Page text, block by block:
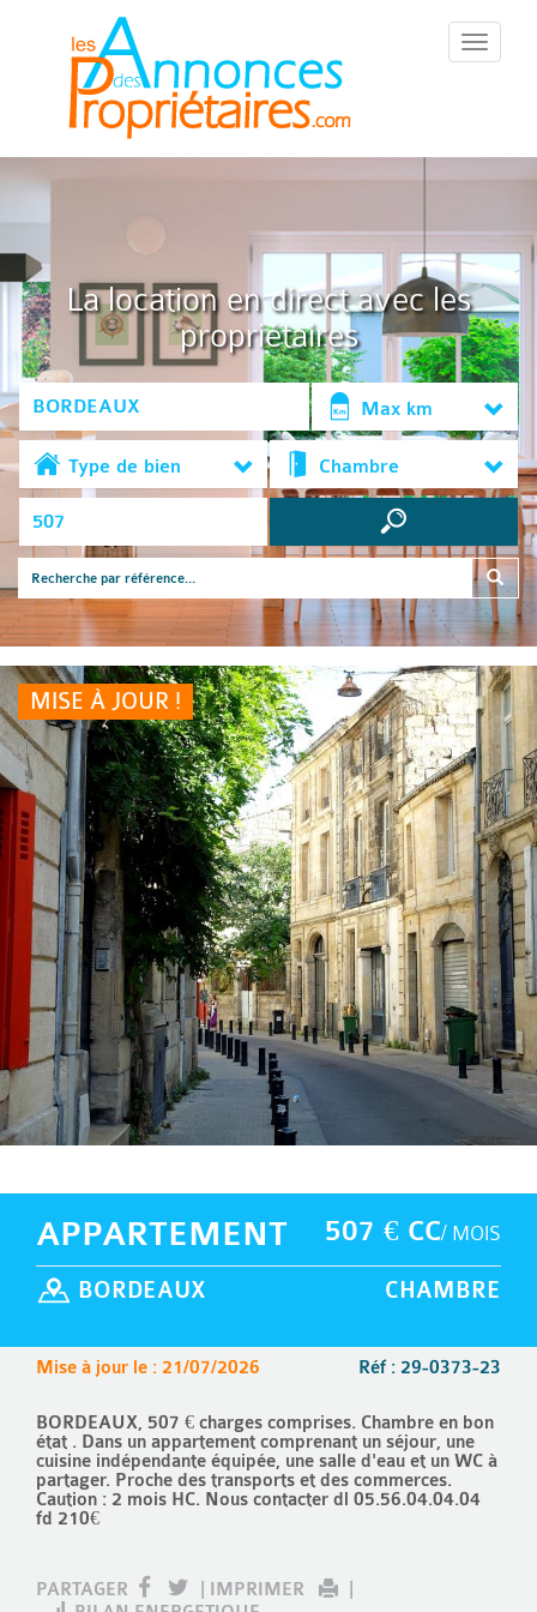
::Menu::
La location en direct avec les
propriétaires
Max km
Type de bien Chambre
MISE À JOUR !
507 € CC/ MOIS
APPARTEMENT
CHAMBRE
BORDEAUX
Réf : 29-0373-23
Mise à jour le : 21/07/2026
BORDEAUX, 507 € charges comprises. Chambre en bon
état . Dans un appartement comprenant un séjour, une
cuisine indépendante équipée, une salle d'eau et un WC à
partager. Proche des transports et des commerces.
Caution : 2 mois HC. Nous contacter dl 05.56.04.04.04
fd 210€
PARTAGER IMPRIMER